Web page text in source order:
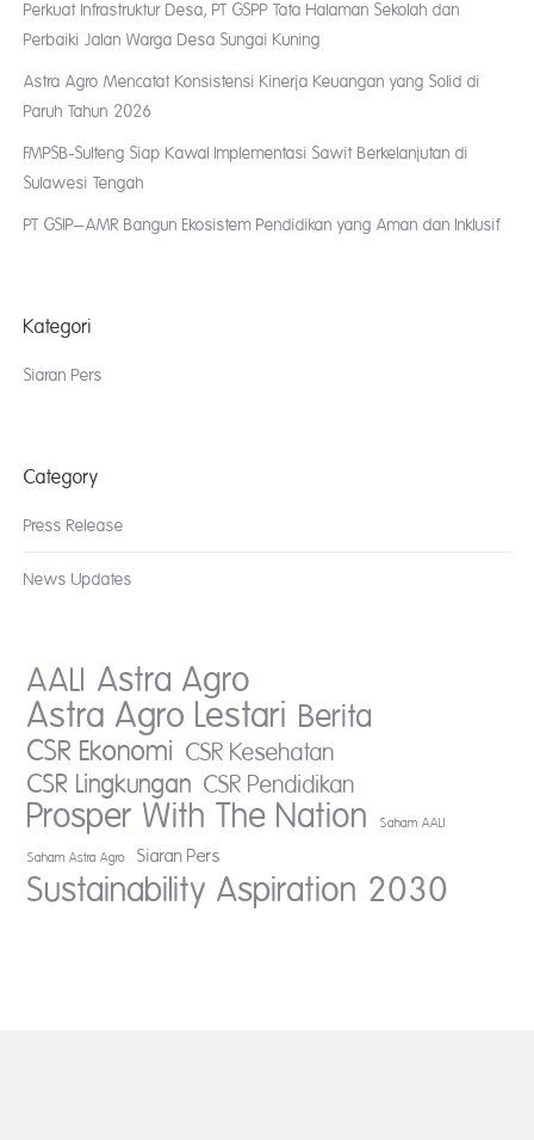
Perkuat Infrastruktur Desa, PT GSPP Tata Halaman Sekolah dan
Perbaiki Jalan Warga Desa Sungai Kuning
Astra Agro Mencatat Konsistensi Kinerja Keuangan yang Solid di
Paruh Tahun 2026
FMPSB-Sulteng Siap Kawal Implementasi Sawit Berkelanjutan di
Sulawesi Tengah
PT GSIP–AMR Bangun Ekosistem Pendidikan yang Aman dan Inklusif
Kategori
Siaran Pers
Category
Press Release
News Updates
AALI Astra Agro
Astra Agro Lestari Berita
CSR Ekonomi CSR Kesehatan
CSR Lingkungan CSR Pendidikan
Prosper With The Nation Saham AALI
Saham Astra Agro Siaran Pers
Sustainability Aspiration 2030